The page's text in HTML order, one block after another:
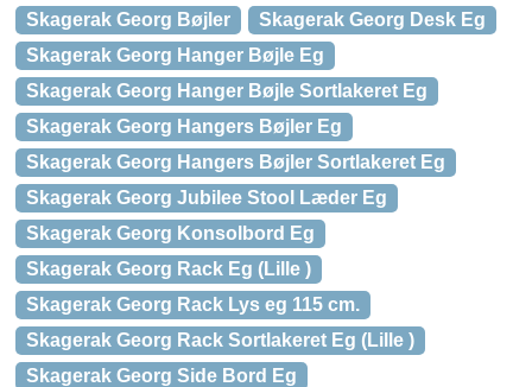
Skagerak Georg Bøjler
Skagerak Georg Desk Eg
Skagerak Georg Hanger Bøjle Eg
Skagerak Georg Hanger Bøjle Sortlakeret Eg
Skagerak Georg Hangers Bøjler Eg
Skagerak Georg Hangers Bøjler Sortlakeret Eg
Skagerak Georg Jubilee Stool Læder Eg
Skagerak Georg Konsolbord Eg
Skagerak Georg Rack Eg (Lille )
Skagerak Georg Rack Lys eg 115 cm.
Skagerak Georg Rack Sortlakeret Eg (Lille )
Skagerak Georg Side Bord Eg